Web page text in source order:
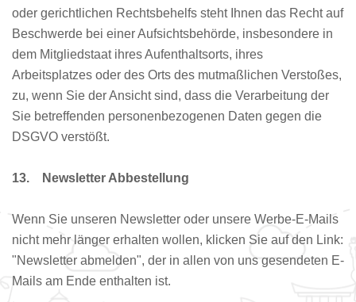
oder gerichtlichen Rechtsbehelfs steht Ihnen das Recht auf
Beschwerde bei einer Aufsichtsbehörde, insbesondere in
dem Mitgliedstaat ihres Aufenthaltsorts, ihres
Arbeitsplatzes oder des Orts des mutmaßlichen Verstoßes,
zu, wenn Sie der Ansicht sind, dass die Verarbeitung der
Sie betreffenden personenbezogenen Daten gegen die
DSGVO verstößt.
13. Newsletter Abbestellung
Wenn Sie unseren Newsletter oder unsere Werbe-E-Mails
nicht mehr länger erhalten wollen, klicken Sie auf den Link:
"Newsletter abmelden", der in allen von uns gesendeten E-
Mails am Ende enthalten ist.